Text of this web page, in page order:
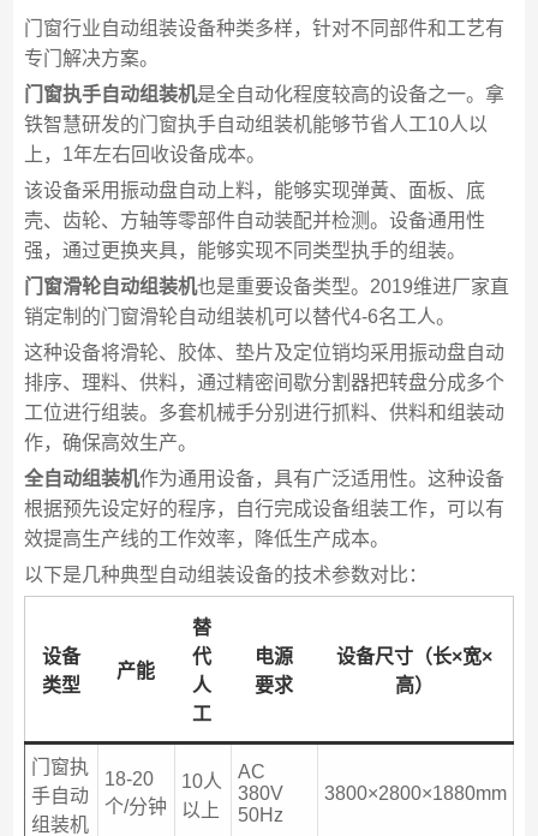
门窗行业自动组装设备种类多样，针对不同部件和工艺有
专门解决方案。
门窗执手自动组装机是全自动化程度较高的设备之一。拿
铁智慧研发的门窗执手自动组装机能够节省人工10人以
上，1年左右回收设备成本。
该设备采用振动盘自动上料，能够实现弹黃、面板、底
壳、齿轮、方轴等零部件自动装配并检测。设备通用性
强，通过更换夹具，能够实现不同类型执手的组装。
门窗滑轮自动组装机也是重要设备类型。2019维进厂家直
销定制的门窗滑轮自动组装机可以替代4-6名工人。
这种设备将滑轮、胶体、垫片及定位销均采用振动盘自动
排序、理料、供料，通过精密间歇分割器把转盘分成多个
工位进行组装。多套机械手分别进行抓料、供料和组装动
作，确保高效生产。
全自动组装机作为通用设备，具有广泛适用性。这种设备
根据预先设定好的程序，自行完成设备组装工作，可以有
效提高生产线的工作效率，降低生产成本。
以下是几种典型自动组装设备的技术参数对比：
设备
类型
产能
替
代
人
工
电源
要求
设备尺寸（长×宽×
高）
门窗执
手自动
组装机
18-20
个/分钟
10人
以上
AC
380V
50Hz
3800×2800×1880mm